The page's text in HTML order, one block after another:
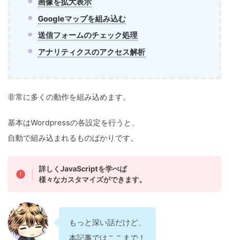
画像を拡大表示
Googleマップを組み込む
送信フォームのチェック処理
アナリティクスのアクセス解析
非常に多くの動作を組み込めます。
基本はWordpressの各設定を行うと、
自動で組み込まれるものばかりです。
詳しくJavaScriptを学べば
様々なカスタマイズができます。
もっと深い話だけど、
本記事ではここまで！